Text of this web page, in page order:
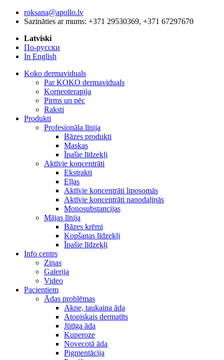
roksana@apollo.lv
Sazināties ar mums: +371 29530369, +371 67297670
Latviski
По-русски
In English
Koko dermaviduals
Par KOKO dermaviduals
Korneoterapija
Pirms un pēc
Raksti
Produkti
Profesionāla līnija
Bāzes produkti
Maskas
Īpašie līdzekļi
Aktīvie koncentrāti
Ekstrakti
Eļļas
Aktīvie koncentrāti liposomās
Aktīvie koncentrāti nanodaļiņās
Monosubstancijas
Mājas līnija
Bāzes krēmi
Kopšanas līdzekļi
Īpašie līdzekļi
Info centrs
Ziņas
Galerija
Video
Pacientiem
Ādas problēmas
Akne, taukaina āda
Atopiskais dermatīts
Jūtīga āda
Kuperoze
Novecotā āda
Pigmentācija